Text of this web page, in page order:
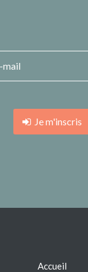
Je m'inscris
Accueil